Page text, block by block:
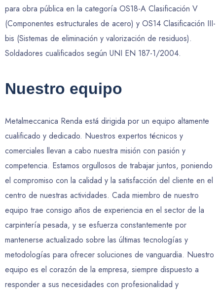
para obra pública en la categoría OS18-A Clasificación V
(Componentes estructurales de acero) y OS14 Clasificación III-
bis (Sistemas de eliminación y valorización de residuos).
Soldadores cualificados según UNI EN 187-1/2004.
Nuestro equipo
Metalmeccanica Renda está dirigida por un equipo altamente
cualificado y dedicado. Nuestros expertos técnicos y
comerciales llevan a cabo nuestra misión con pasión y
competencia. Estamos orgullosos de trabajar juntos, poniendo
el compromiso con la calidad y la satisfacción del cliente en el
centro de nuestras actividades. Cada miembro de nuestro
equipo trae consigo años de experiencia en el sector de la
carpintería pesada, y se esfuerza constantemente por
mantenerse actualizado sobre las últimas tecnologías y
metodologías para ofrecer soluciones de vanguardia. Nuestro
equipo es el corazón de la empresa, siempre dispuesto a
responder a sus necesidades con profesionalidad y